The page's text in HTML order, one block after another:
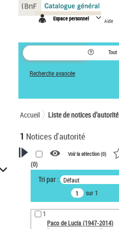
Espace personnel Aide
Tout
Recherche avancée
Accueil Liste de notices d’autorité
1 Notices d'autorité
VOTRE RECHERCHE
Recherche avancée dans les
notices d’autorité
Œuvres liées à l'auteur :
Paco de Lucía (1947-2014)
Voir la sélection (0)
(0)
Tri par : Défaut
sur 1
1
Paco de Lucía (1947-2014)
Panneau de gestion des cookies